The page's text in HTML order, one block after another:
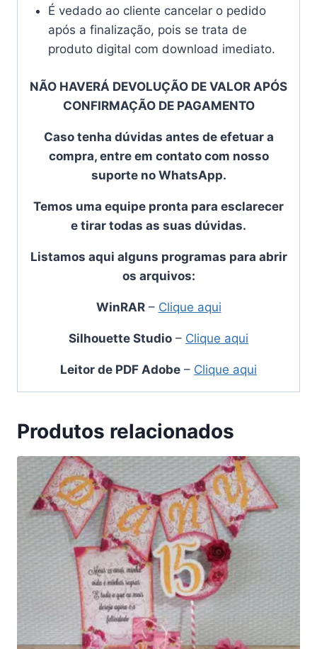
É vedado ao cliente cancelar o pedido
após a finalização, pois se trata de
produto digital com download imediato.
NÃO HAVERÁ DEVOLUÇÃO DE VALOR APÓS
CONFIRMAÇÃO DE PAGAMENTO
Caso tenha dúvidas antes de efetuar a
compra, entre em contato com nosso
suporte no WhatsApp.
Temos uma equipe pronta para esclarecer
e tirar todas as suas dúvidas.
Listamos aqui alguns programas para abrir
os arquivos:
WinRAR– Clique aqui
Silhouette Studio – Clique aqui
Leitor de PDF Adobe – Clique aqui
Produtos relacionados